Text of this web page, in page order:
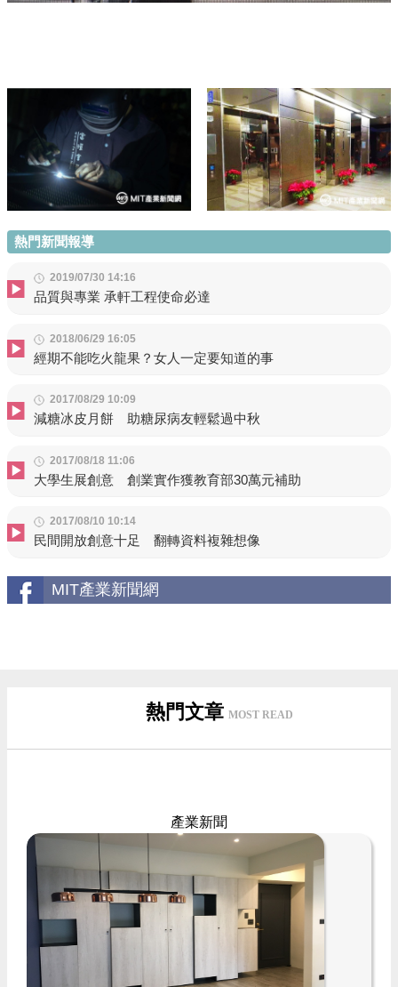
熱門新聞報導
2019/07/30 14:16
品質與專業 承軒工程使命必達
2018/06/29 16:05
經期不能吃火龍果？女人一定要知道的事
2017/08/29 10:09
減糖冰皮月餅 助糖尿病友輕鬆過中秋
2017/08/18 11:06
大學生展創意 創業實作獲教育部30萬元補助
2017/08/10 10:14
民間開放創意十足 翻轉資料複雜想像
MIT產業新聞網
熱門文章 MOST READ
產業新聞